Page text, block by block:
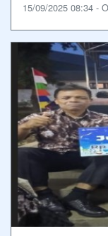
15/09/2025 08:34 -